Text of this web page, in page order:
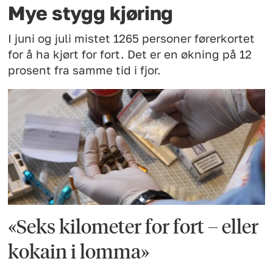
Mye stygg kjøring
I juni og juli mistet 1265 personer førerkortet
for å ha kjørt for fort. Det er en økning på 12
prosent fra samme tid i fjor.
«Seks kilometer for fort – eller
kokain i lomma»